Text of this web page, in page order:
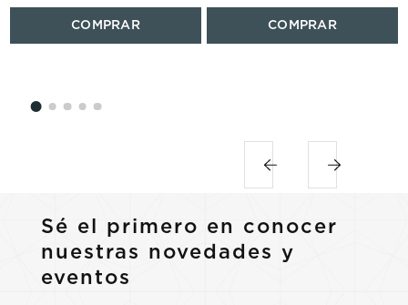
Sé el primero en conocer
nuestras novedades y
eventos